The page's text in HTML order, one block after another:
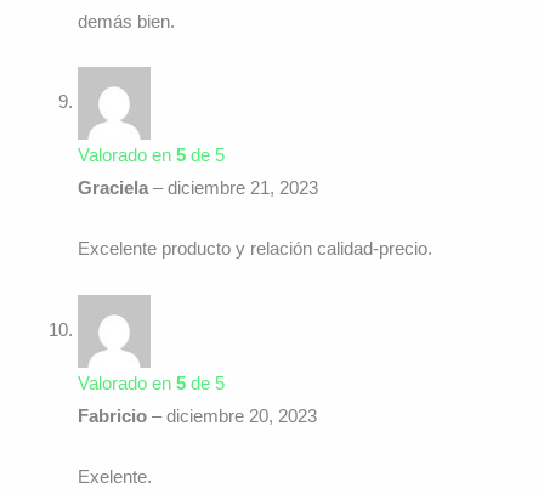
demás bien.
Valorado en 5de 5
Graciela – diciembre 21, 2023
Excelente producto y relación calidad-precio.
Valorado en 5de 5
Fabricio – diciembre 20, 2023
Exelente.